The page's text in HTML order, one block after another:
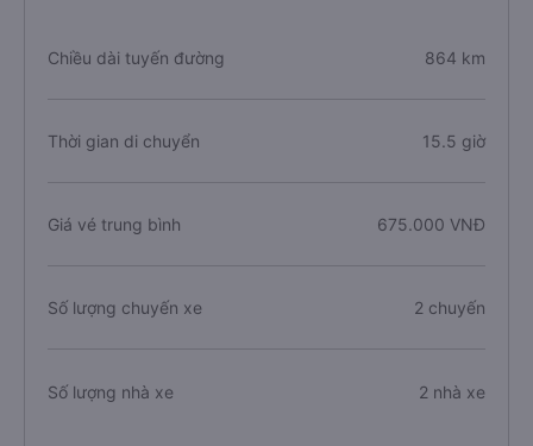
Chiều dài tuyến đường 864 km
Thời gian di chuyển 15.5 giờ
Giá vé trung bình 675.000 VNĐ
Số lượng chuyến xe 2 chuyến
Số lượng nhà xe 2 nhà xe